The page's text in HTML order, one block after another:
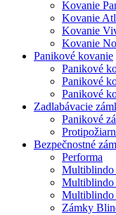
Kovanie
Kovanie
Kovanie
Kovanie
Panikové kovanie
Panikové
Panikové
Panikové
Zadlabávacie
Panikové
Bezpečnostné
Performa
Multiblindo
Multiblindo
Multiblindo
Zámky